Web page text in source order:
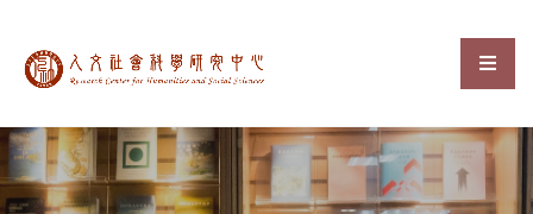
中央研究院人文社會科選
:::